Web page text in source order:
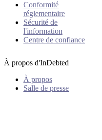
Conformité
réglementaire
Sécurité de
l'information
Centre de confiance
À propos d'InDebted
À propos
Salle de presse